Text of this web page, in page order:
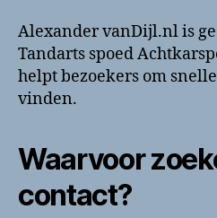
Alexander vanDijl.nl is
Tandarts spoed
helpt bezoekers om
vinden.
Waarvoor
contact?